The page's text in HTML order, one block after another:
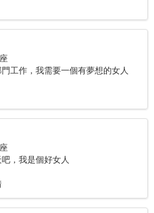
工作，我需要一個有夢想的女人
，我是個好女人